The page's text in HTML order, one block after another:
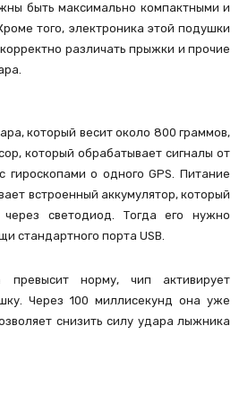
быть максимально компактными и
того, электроника этой подушки
различать прыжки и прочие
который весит около 800 граммов,
который обрабатывает сигналы от
гироскопами о одного GPS. Питание
встроенный аккумулятор, который
светодиод. Тогда его нужно
стандартного порта USB.
превысит норму, чип активирует
Через 100 миллисекунд она уже
снизить силу удара лыжника